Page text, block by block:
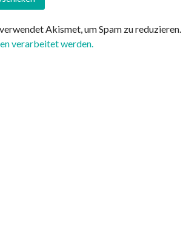
Akismet, um Spam zu reduzieren.
verarbeitet werden.